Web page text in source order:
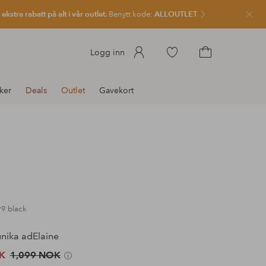
ekstra rabatt på alt i vår outlet. Benytt kode: ALLOUTLET Lukk
Logg inn
Gå
Deals Outlet Gavekort
black
adElaine
1,099 NOK